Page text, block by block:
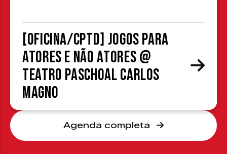
[OFICINA/CPTD] Jogos para
atores e não atores @
Teatro Paschoal Carlos
Magno
Agenda completa